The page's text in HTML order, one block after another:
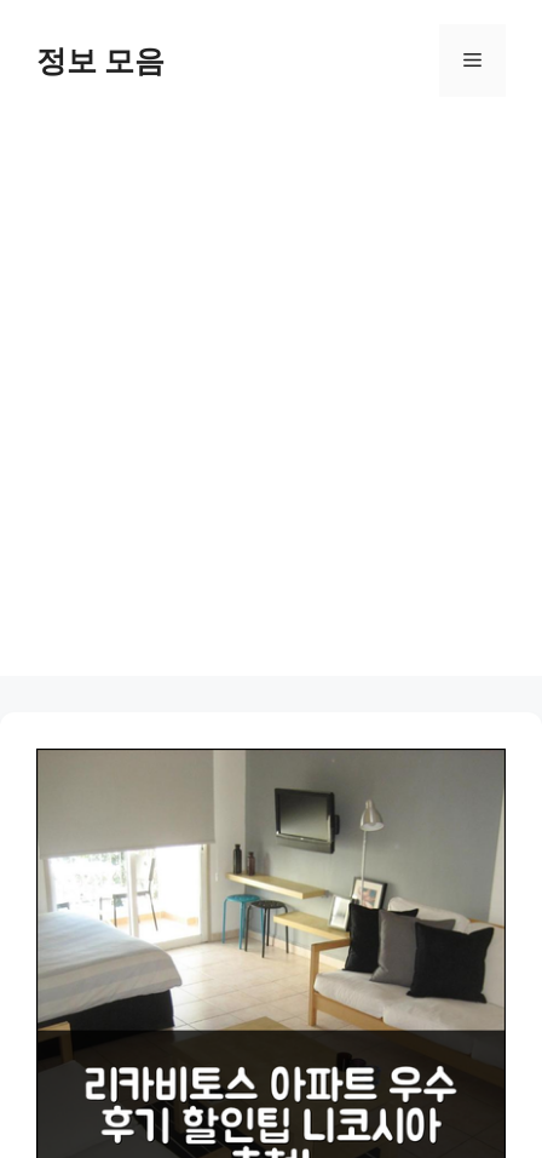
content정보 모음 Menu